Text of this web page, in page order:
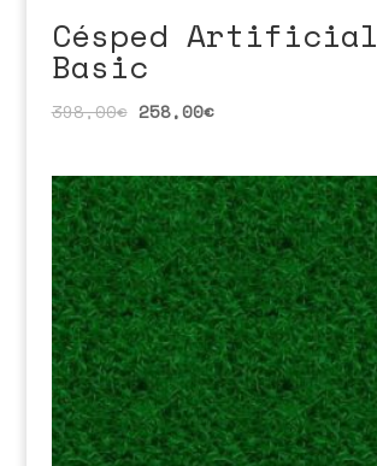
Césped Artificial
Basic
398,00€ 258,00€